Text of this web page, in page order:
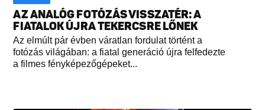
AZ ANALÓG FOTÓZÁS VISSZATÉR: A
FIATALOK ÚJRA TEKERCSRE LŐNEK
Az elmúlt pár évben váratlan fordulat történt a
fotózás világában: a fiatal generáció újra felfedezte
a filmes fényképezőgépeket...